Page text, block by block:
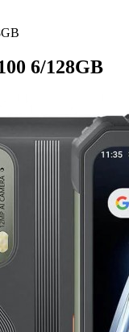
6/128GB